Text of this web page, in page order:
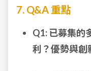
7. Q&A 重點
Q1: 已募集的
利？優勢與創